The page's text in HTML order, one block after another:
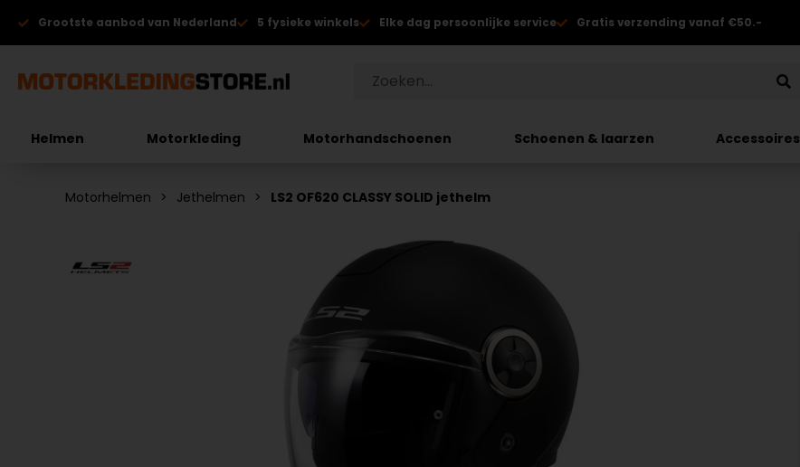
Grootste aanbod van Nederland 5 fysieke winkels Elke dag persoonlijke service Gratis verzending vanaf €50.-
Helmen Motorkleding Motorhandschoenen Schoenen & laarzen Accessoires
Motorhelmen Jethelmen LS2 OF620 CLASSY SOLID jethelm